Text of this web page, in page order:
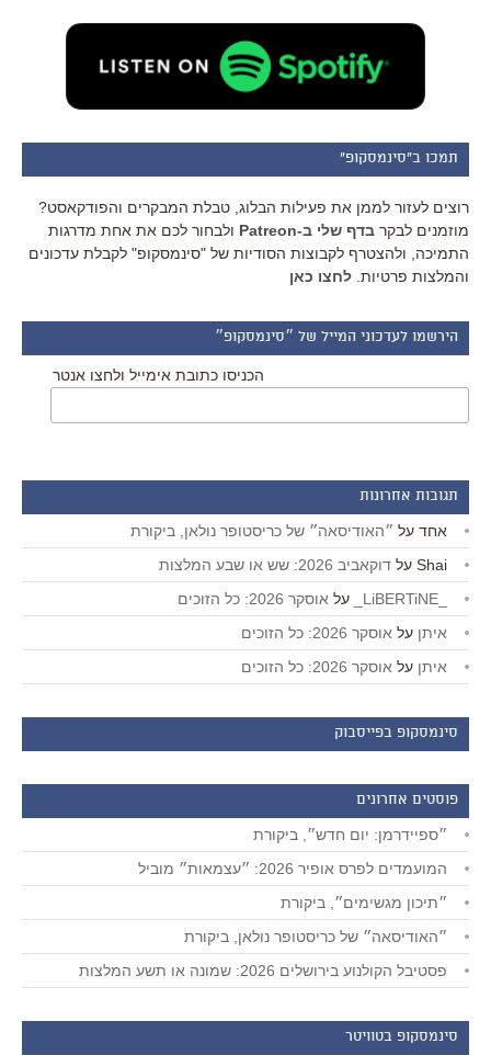
תמכו ב"סינמסקופ"
רוצים לעזור לממן את פעילות הבלוג, טבלת המבקרים והפודקאסט?
מוזמנים לבקר בדף שלי ב-Patreon
ולבחור לכם את אחת מדרגות
התמיכה, ולהצטרף לקבוצות הסודיות של "סינמסקופ" לקבלת עדכונים
והמלצות פרטיות. לחצו כאן
הירשמו לעדכוני המייל של ״סינמסקופ״
הכניסו כתובת אימייל ולחצו אנטר
תגובות אחרונות
אחד על ״האודיסאה״ של כריסטופר נולאן, ביקורת
Shai על דוקאביב 2026: שש או שבע המלצות
על אוסקר 2026: כל הזוכים
איתן על אוסקר 2026: כל הזוכים
איתן על אוסקר 2026: כל הזוכים
סינמסקופ בפייסבוק
פוסטים אחרונים
״ספיידרמן: יום חדש״, ביקורת
המועמדים לפרס אופיר 2026: ״עצמאות״ מוביל
״תיכון מגשימים״, ביקורת
״האודיסאה״ של כריסטופר נולאן, ביקורת
פסטיבל הקולנוע בירושלים 2026: שמונה או תשע המלצות
סינמסקופ בטוויטר